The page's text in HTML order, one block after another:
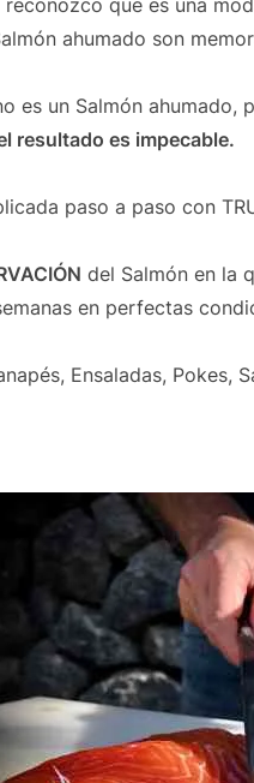
reconozco que es una
ahumado son
es un Salmón ahumado,
resultado es impecable.
paso a paso con
del Salmón en la
en perfectas
Ensaladas,